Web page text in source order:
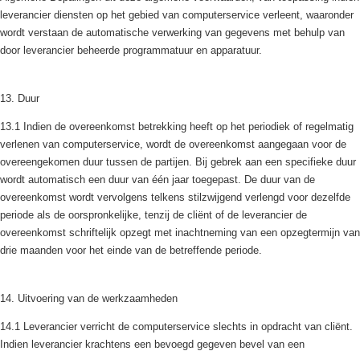
leverancier diensten op het gebied van computerservice verleent, waaronder
wordt verstaan de automatische verwerking van gegevens met behulp van
door leverancier beheerde programmatuur en apparatuur.
13. Duur
13.1 Indien de overeenkomst betrekking heeft op het periodiek of regelmatig
verlenen van computerservice, wordt de overeenkomst aangegaan voor de
overeengekomen duur tussen de partijen. Bij gebrek aan een specifieke duur
wordt automatisch een duur van één jaar toegepast. De duur van de
overeenkomst wordt vervolgens telkens stilzwijgend verlengd voor dezelfde
periode als de oorspronkelijke, tenzij de cliënt of de leverancier de
overeenkomst schriftelijk opzegt met inachtneming van een opzegtermijn van
drie maanden voor het einde van de betreffende periode.
14. Uitvoering van de werkzaamheden
14.1 Leverancier verricht de computerservice slechts in opdracht van cliënt.
Indien leverancier krachtens een bevoegd gegeven bevel van een